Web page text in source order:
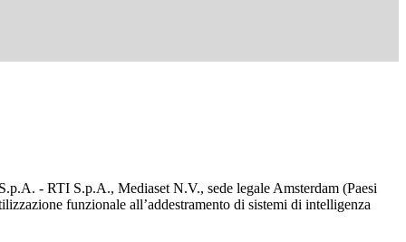
- RTI S.p.A., Mediaset N.V., sede legale Amsterdam (Paesi
funzionale all’addestramento di sistemi di intelligenza